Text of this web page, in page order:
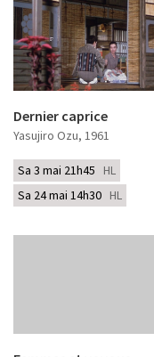
Dernier caprice
Yasujiro Ozu, 1961
Sa 3 mai 21h45 HL
Sa 24 mai 14h30 HL